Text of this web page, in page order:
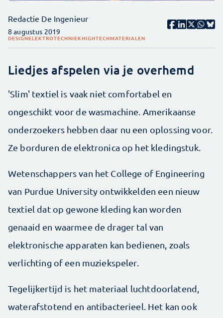
Redactie De Ingenieur
8 augustus 2019
DESIGNELEKTROTECHNIEKHIGHTECHMATERIALEN
Liedjes afspelen via je overhemd
'Slim' textiel is vaak niet comfortabel en
ongeschikt voor de wasmachine. Amerikaanse
onderzoekers hebben daar nu een oplossing voor.
Ze borduren de elektronica op het kledingstuk.
Wetenschappers van het College of Engineering
van Purdue University ontwikkelden een nieuw
textiel dat op gewone kleding kan worden
genaaid en waarmee de drager tal van
elektronische apparaten kan bedienen, zoals
verlichting of een muziekspeler.
Tegelijkertijd is het materiaal luchtdoorlatend,
waterafstotend en antibacterieel. Het kan ook